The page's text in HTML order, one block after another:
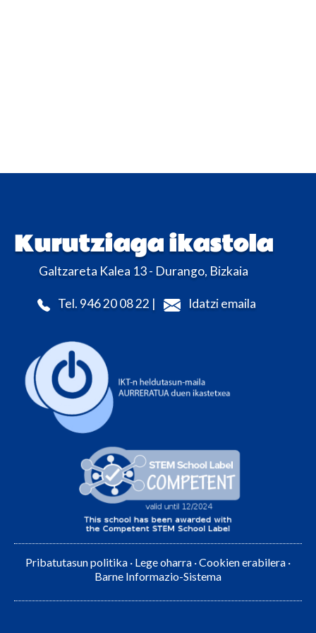
Kurutziaga ikastola
Galtzareta Kalea 13 - Durango, Bizkaia
Tel. 946 20 08 22 | Idatzi emaila
Pribatutasun politika · Lege oharra ·Cookien erabilera ·
Barne Informazio-Sistema